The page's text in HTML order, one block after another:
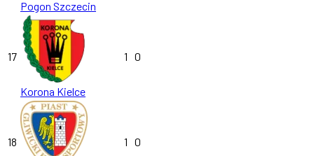
Pogon Szczecin
17
Korona Kielce
1 0
18 1 0